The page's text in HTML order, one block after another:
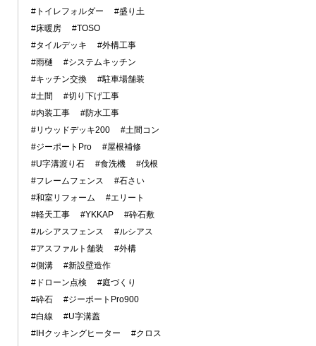
#トイレフォルダー
#盛り土
#床暖房
#TOSO
#タイルデッキ
#外構工事
#雨樋
#システムキッチン
#キッチン交換
#駐車場舗装
#土間
#切り下げ工事
#内装工事
#防水工事
#リウッドデッキ200
#土間コン
#ジーポートPro
#屋根補修
#U字溝渡り石
#食洗機
#伐根
#フレームフェンス
#石さい
#和室リフォーム
#エリート
#軽天工事
#YKKAP
#砕石敷
#ルシアスフェンス
#ルシアス
#アスファルト舗装
#外構
#側溝
#新設壁造作
#ドローン点検
#庭づくり
#砕石
#ジーポートPro900
#白線
#U字溝蓋
#IHクッキングヒーター
#クロス